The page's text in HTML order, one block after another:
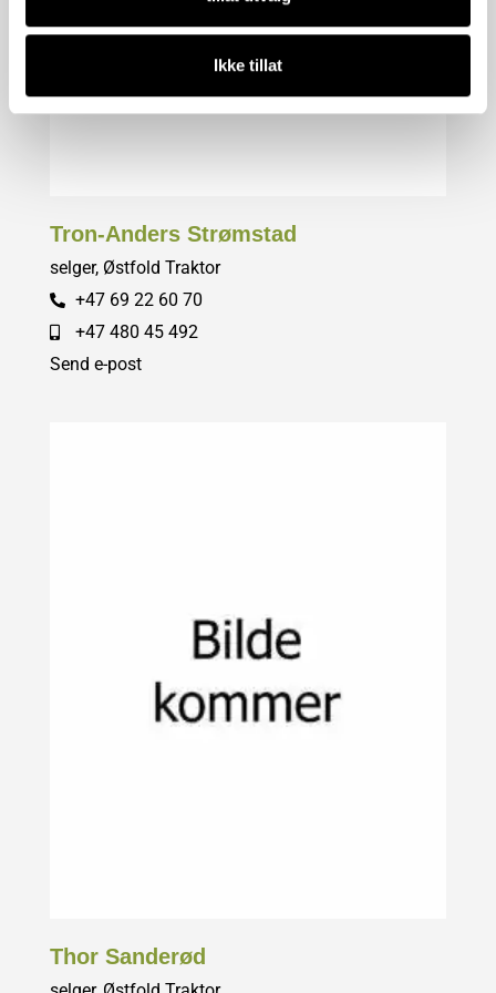
Ikke tillat
Tron-Anders Strømstad
selger, Østfold Traktor
+47 69 22 60 70
+47 480 45 492
Send e-post
Thor Sanderød